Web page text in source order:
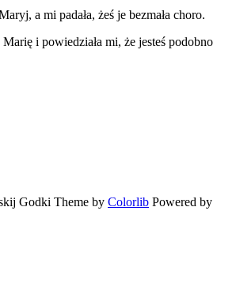
a mi padała, żeś je bezmała choro.
Marię i powiedziała mi, że jesteś podobno
Godki Theme by Colorlib Powered by